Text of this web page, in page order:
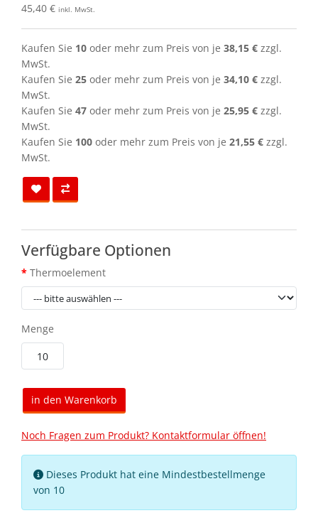
45,40 € inkl. MwSt.
Kaufen Sie 10 oder mehr zum Preis von je 38,15 € zzgl.
MwSt.
Kaufen Sie 25 oder mehr zum Preis von je 34,10 € zzgl.
MwSt.
Kaufen Sie 47 oder mehr zum Preis von je 25,95 € zzgl.
MwSt.
Kaufen Sie 100 oder mehr zum Preis von je 21,55 € zzgl.
MwSt.
Verfügbare Optionen
Thermoelement
Menge
in den Warenkorb
Noch Fragen zum Produkt? Kontaktformular öffnen!
Dieses Produkt hat eine Mindestbestellmenge
von 10